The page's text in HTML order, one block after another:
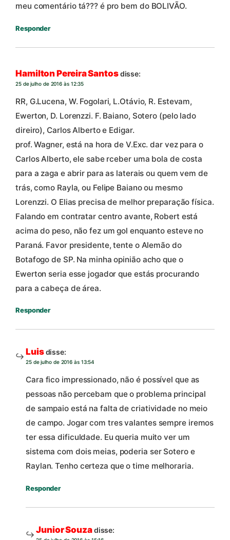
meu comentário tá??? é pro bem do BOLIVÃO.
Responder
Hamilton Pereira Santosdisse:
25 de julho de 2016 às 12:35
RR, G.Lucena, W. Fogolari, L.Otávio, R. Estevam,
Ewerton, D. Lorenzzi. F. Baiano, Sotero (pelo lado
direiro), Carlos Alberto e Edigar.
prof. Wagner, está na hora de V.Exc. dar vez para o
Carlos Alberto, ele sabe rceber uma bola de costa
para a zaga e abrir para as laterais ou quem vem de
trás, como Rayla, ou Felipe Baiano ou mesmo
Lorenzzi. O Elias precisa de melhor preparação física.
Falando em contratar centro avante, Robert está
acima do peso, não fez um gol enquanto esteve no
Paraná. Favor presidente, tente o Alemão do
Botafogo de SP. Na minha opinião acho que o
Ewerton seria esse jogador que estás procurando
para a cabeça de área.
Responder
Luisdisse:
25 de julho de 2016 às 13:54
Cara fico impressionado, não é possível que as
pessoas não percebam que o problema principal
de sampaio está na falta de criatividade no meio
de campo. Jogar com tres valantes sempre iremos
ter essa dificuldade. Eu queria muito ver um
sistema com dois meias, poderia ser Sotero e
Raylan. Tenho certeza que o time melhoraria.
Responder
Junior Souzadisse: